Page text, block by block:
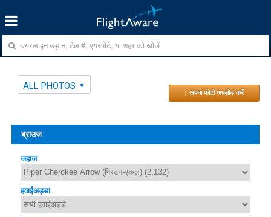
ALL PHOTOS
↑ अपना फोटो अपलोड करें
ब्राउज
जहाज
हवाईअड्डा